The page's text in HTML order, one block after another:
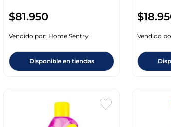
$81.950
Vendido por: Home Sentry
Disponible en tiendas
$18.
Vendido